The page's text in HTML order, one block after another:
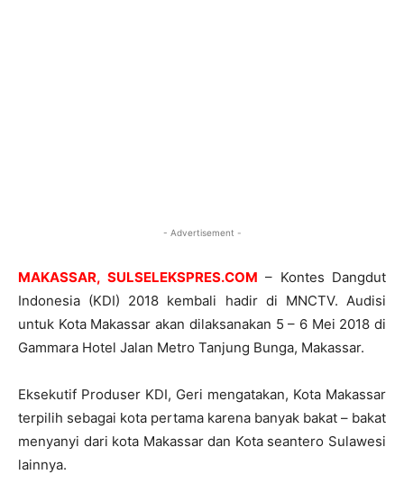
- Advertisement -
MAKASSAR, SULSELEKSPRES.COM – Kontes Dangdut
Indonesia (KDI) 2018 kembali hadir di MNCTV. Audisi
untuk Kota Makassar akan dilaksanakan 5 – 6 Mei 2018 di
Gammara Hotel Jalan Metro Tanjung Bunga, Makassar.
Eksekutif Produser KDI, Geri mengatakan, Kota Makassar
terpilih sebagai kota pertama karena banyak bakat – bakat
menyanyi dari kota Makassar dan Kota seantero Sulawesi
lainnya.